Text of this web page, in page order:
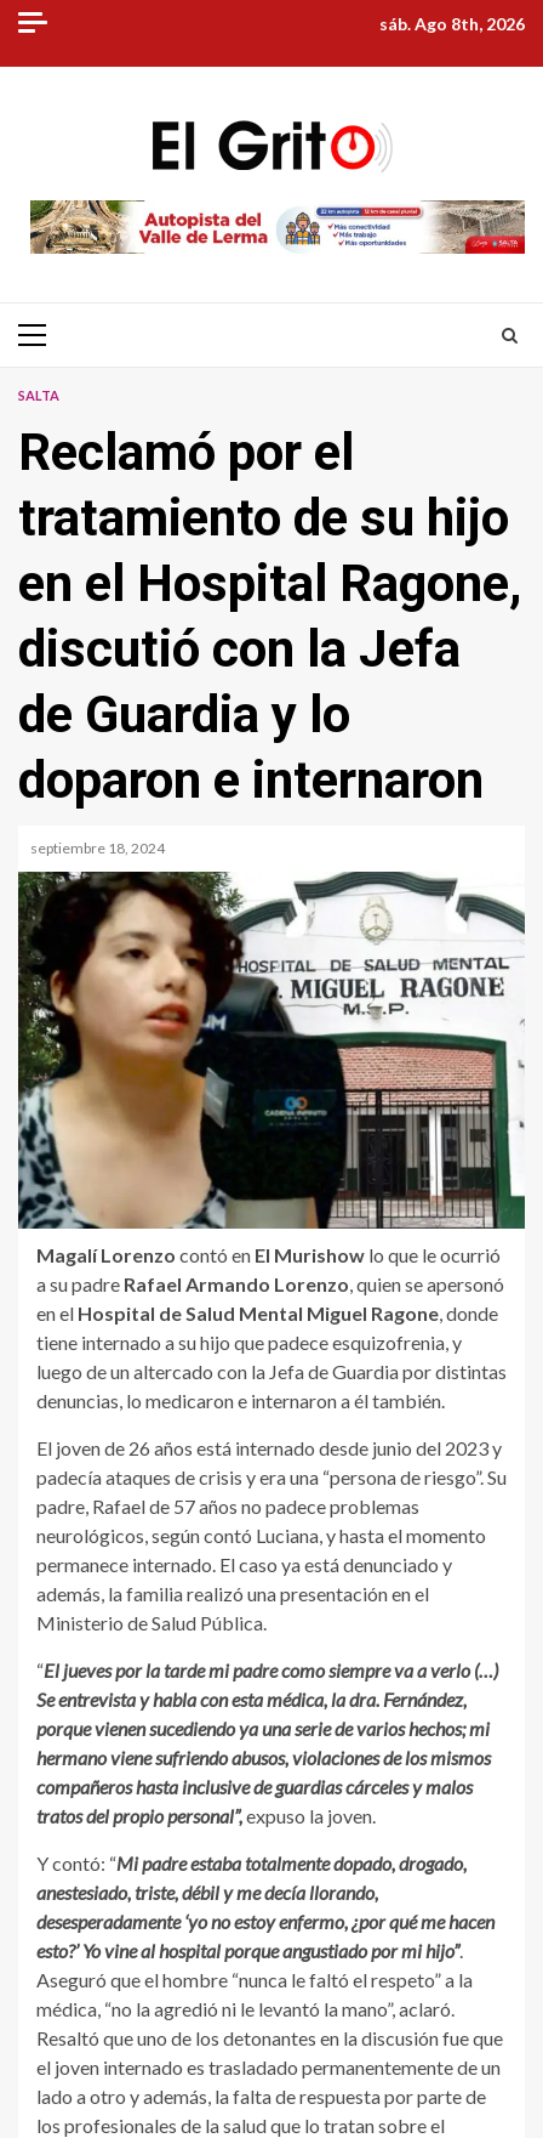
Skip
content
sáb. Ago 8th, 2026
Primary
SALTA
Reclamó por el
tratamiento de su hijo
en el Hospital Ragone,
discutió con la Jefa
de Guardia y lo
doparon e internaron
septiembre 18, 2024
Magalí Lorenzo contó en El Murishow lo que le ocurrió
a su padre Rafael Armando Lorenzo, quien se apersonó
en el Hospital de Salud Mental Miguel Ragone, donde
tiene internado a su hijo que padece esquizofrenia, y
luego de un altercado con la Jefa de Guardia por distintas
denuncias, lo medicaron e internaron a él también.
El joven de 26 años está internado desde junio del 2023 y
padecía ataques de crisis y era una “persona de riesgo”. Su
padre, Rafael de 57 años no padece problemas
neurológicos, según contó Luciana, y hasta el momento
permanece internado. El caso ya está denunciado y
además, la familia realizó una presentación en el
Ministerio de Salud Pública.
“El jueves por la tarde mi padre como siempre va a verlo (…)
Se entrevista y habla con esta médica, la dra. Fernández,
porque vienen sucediendo ya una serie de varios hechos; mi
hermano viene sufriendo abusos, violaciones de los mismos
compañeros hasta inclusive de guardias cárceles y malos
tratos del propio personal”,expuso la joven.
Y contó: “Mi padre estaba totalmente dopado, drogado,
anestesiado, triste, débil y me decía llorando,
desesperadamente ‘yo no estoy enfermo, ¿por qué me hacen
esto?’ Yo vine al hospital porque angustiado por mi hijo”.
Aseguró que el hombre “nunca le faltó el respeto” a la
médica, “no la agredió ni le levantó la mano”, aclaró.
Resaltó que uno de los detonantes en la discusión fue que
el joven internado es trasladado permanentemente de un
lado a otro y además, la falta de respuesta por parte de
los profesionales de la salud que lo tratan sobre el